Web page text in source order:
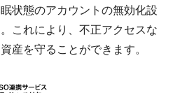
状態のアカウントの無効化設
これにより、不正アクセスな
産を守ることができます。